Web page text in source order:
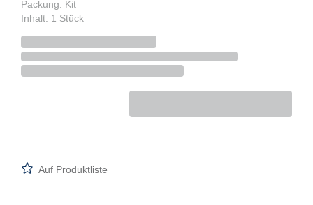
Packung: Kit
Inhalt: 1 Stück
Auf Produktliste